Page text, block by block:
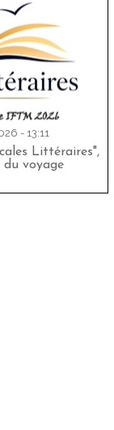
- 13:11
Littéraires",
du voyage